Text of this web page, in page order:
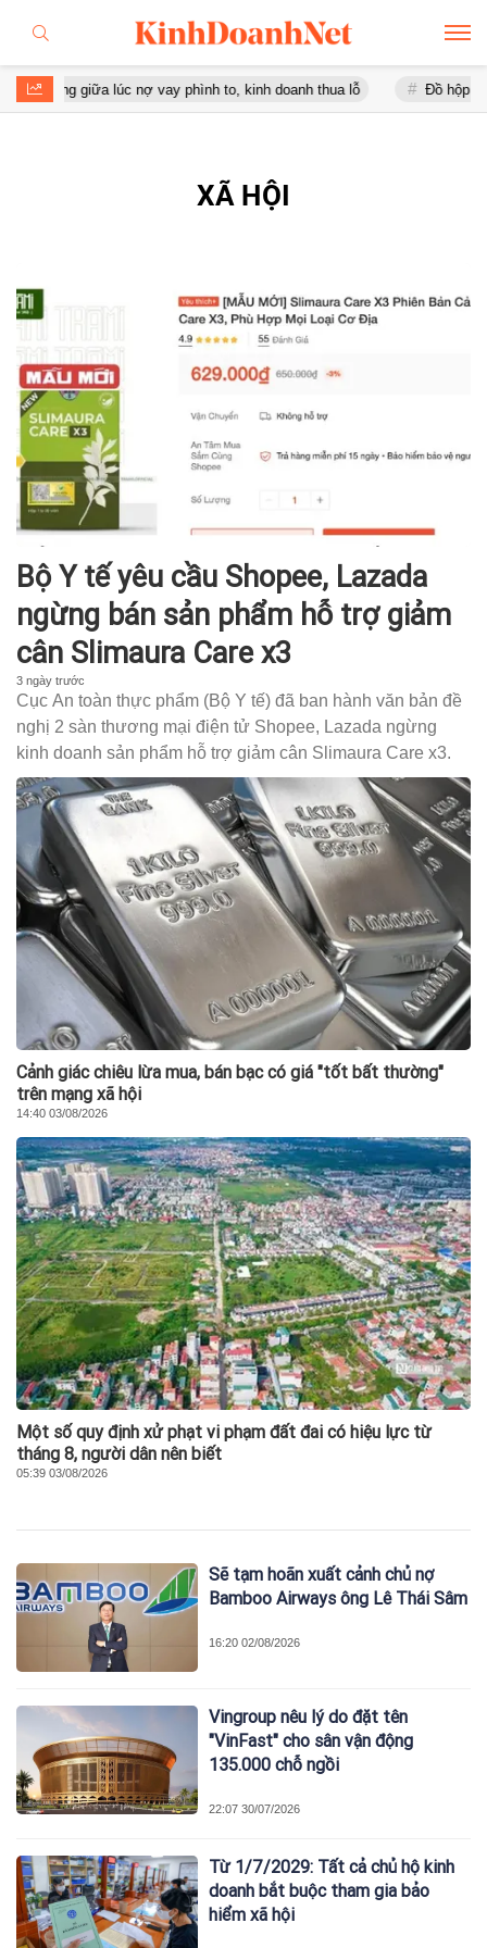
giữa lúc nợ vay phình to, kinh doanh thua lỗ Đồ hộp Hạ
XÃ HỘI
Bộ Y tế yêu cầu Shopee, Lazada
ngừng bán sản phẩm hỗ trợ giảm
cân Slimaura Care x3
3 ngày trước
Cục An toàn thực phẩm (Bộ Y tế) đã ban hành văn bản đề
nghị 2 sàn thương mại điện tử Shopee, Lazada ngừng
kinh doanh sản phẩm hỗ trợ giảm cân Slimaura Care x3.
Cảnh giác chiêu lừa mua, bán bạc có giá "tốt bất thường"
trên mạng xã hội
14:40 03/08/2026
Một số quy định xử phạt vi phạm đất đai có hiệu lực từ
tháng 8, người dân nên biết
05:39 03/08/2026
Sẽ tạm hoãn xuất cảnh chủ nợ
Bamboo Airways ông Lê Thái Sâm
16:20 02/08/2026
Vingroup nêu lý do đặt tên
"VinFast" cho sân vận động
135.000 chỗ ngồi
22:07 30/07/2026
Từ 1/7/2029: Tất cả chủ hộ kinh
doanh bắt buộc tham gia bảo
hiểm xã hội